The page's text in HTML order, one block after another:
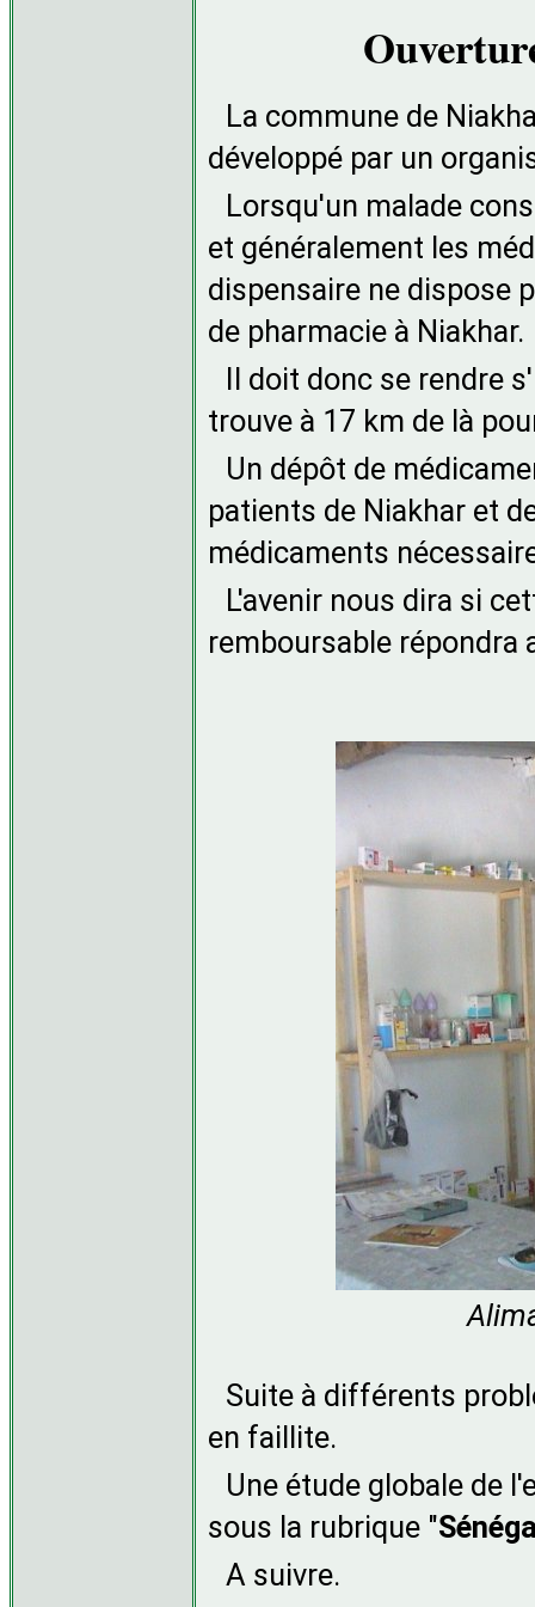
La commune de
développé par un
Lorsqu'un malade
et généralement les
dispensaire ne dispose
de pharmacie à Niakhar.
Il doit donc se rendre
trouve à 17 km de là
Un dépôt de
patients de Niakhar et
médicaments
L'avenir nous dira si
remboursable répondra
Suite à différents
en faillite.
Une étude globale de
sous la rubrique "
A suivre.